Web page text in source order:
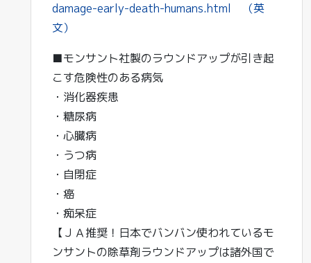
damage-early-death-humans.html （英
文）
■モンサント社製のラウンドアップが引き起
こす危険性のある病気
・消化器疾患
・糖尿病
・心臓病
・うつ病
・自閉症
・癌
・痴呆症
【ＪＡ推奨！日本でバンバン使われているモ
ンサントの除草剤ラウンドアップは諸外国で